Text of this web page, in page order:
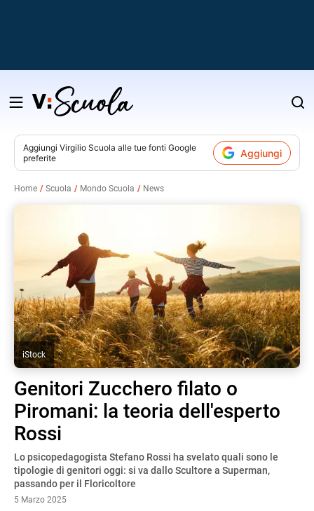
Salta
contenuto
Aggiungi Virgilio Scuola alle tue fonti Google
preferite
Aggiungi
Home Scuola Mondo Scuola News
iStock
Genitori Zucchero filato o
Piromani: la teoria dell'esperto
Rossi
Lo psicopedagogista Stefano Rossi ha svelato quali sono le
tipologie di genitori oggi: si va dallo Scultore a Superman,
passando per il Floricoltore
5 Marzo 2025